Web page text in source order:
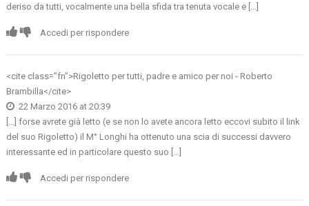
deriso da tutti, vocalmente una bella sfida tra tenuta vocale e […]
Accedi per rispondere
<cite class="fn">Rigoletto per tutti, padre e amico per noi - Roberto
Brambilla</cite>
22 Marzo 2016 at 20:39
[…] forse avrete già letto (e se non lo avete ancora letto eccovi subito il link
del suo Rigoletto) il M° Longhi ha ottenuto una scia di successi davvero
interessante ed in particolare questo suo […]
Accedi per rispondere